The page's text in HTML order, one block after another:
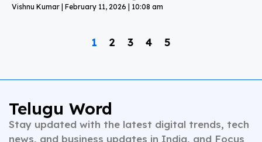
Vishnu Kumar February 11, 2026 10:08 am
1 2 3 4 5
Telugu Word
Stay updated with the latest digital trends, tech
news, and business updates in India, and Focus